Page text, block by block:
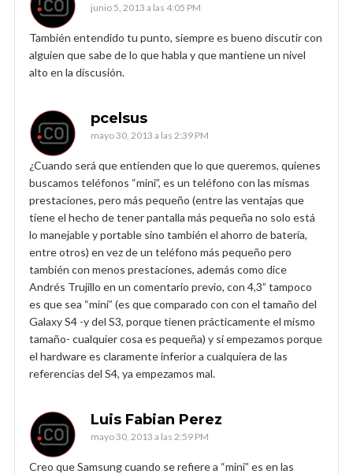
junio 5, 2013 a las 4:05 PM
También entendido tu punto, siempre es bueno discutir con
alguien que sabe de lo que habla y que mantiene un nivel
alto en la discusión.
pcelsus
mayo 30, 2013 a las 2:39 PM
¿Cuando será que entienden que lo que queremos, quienes
buscamos teléfonos “mini”, es un teléfono con las mismas
prestaciones, pero más pequeño (entre las ventajas que
tiene el hecho de tener pantalla más pequeña no solo está
lo manejable y portable sino también el ahorro de batería,
entre otros) en vez de un teléfono más pequeño pero
también con menos prestaciones, además como dice
Andrés Trujillo en un comentario previo, con 4,3” tampoco
es que sea “mini” (es que comparado con con el tamaño del
Galaxy S4 -y del S3, porque tienen prácticamente el mismo
tamaño- cualquier cosa es pequeña) y si empezamos porque
el hardware es claramente inferior a cualquiera de las
referencias del S4, ya empezamos mal.
Luis Fabian Perez
mayo 30, 2013 a las 2:59 PM
Creo que Samsung cuando se refiere a “mini” es en las